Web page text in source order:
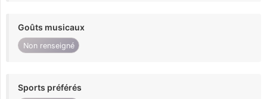
Goûts musicaux
Non renseigné
Sports préférés